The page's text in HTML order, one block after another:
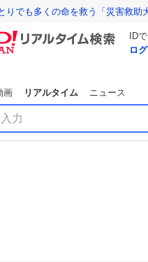
りでも多くの命を救う「災害救助
ID
ロ
画 リアルタイム ニュース